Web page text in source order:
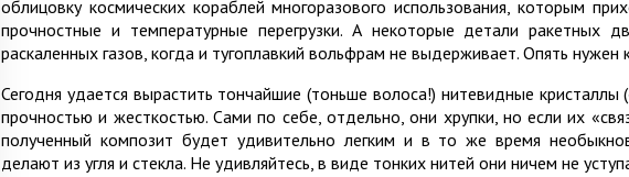
облицовку космических кораблей многоразового использования, которым
прочностные и температурные перегрузки. А некоторые детали ракетных
раскаленных газов, когда и тугоплавкий вольфрам не выдерживает. Опять
Сегодня удается вырастить тончайшие (тоньше волоса!) нитевидные
прочностью и жесткостью. Сами по себе, отдельно, они хрупки, но если их
полученный композит будет удивительно легким и в то же время
делают из угля и стекла. Не удивляйтесь, в виде тонких нитей они ничем не